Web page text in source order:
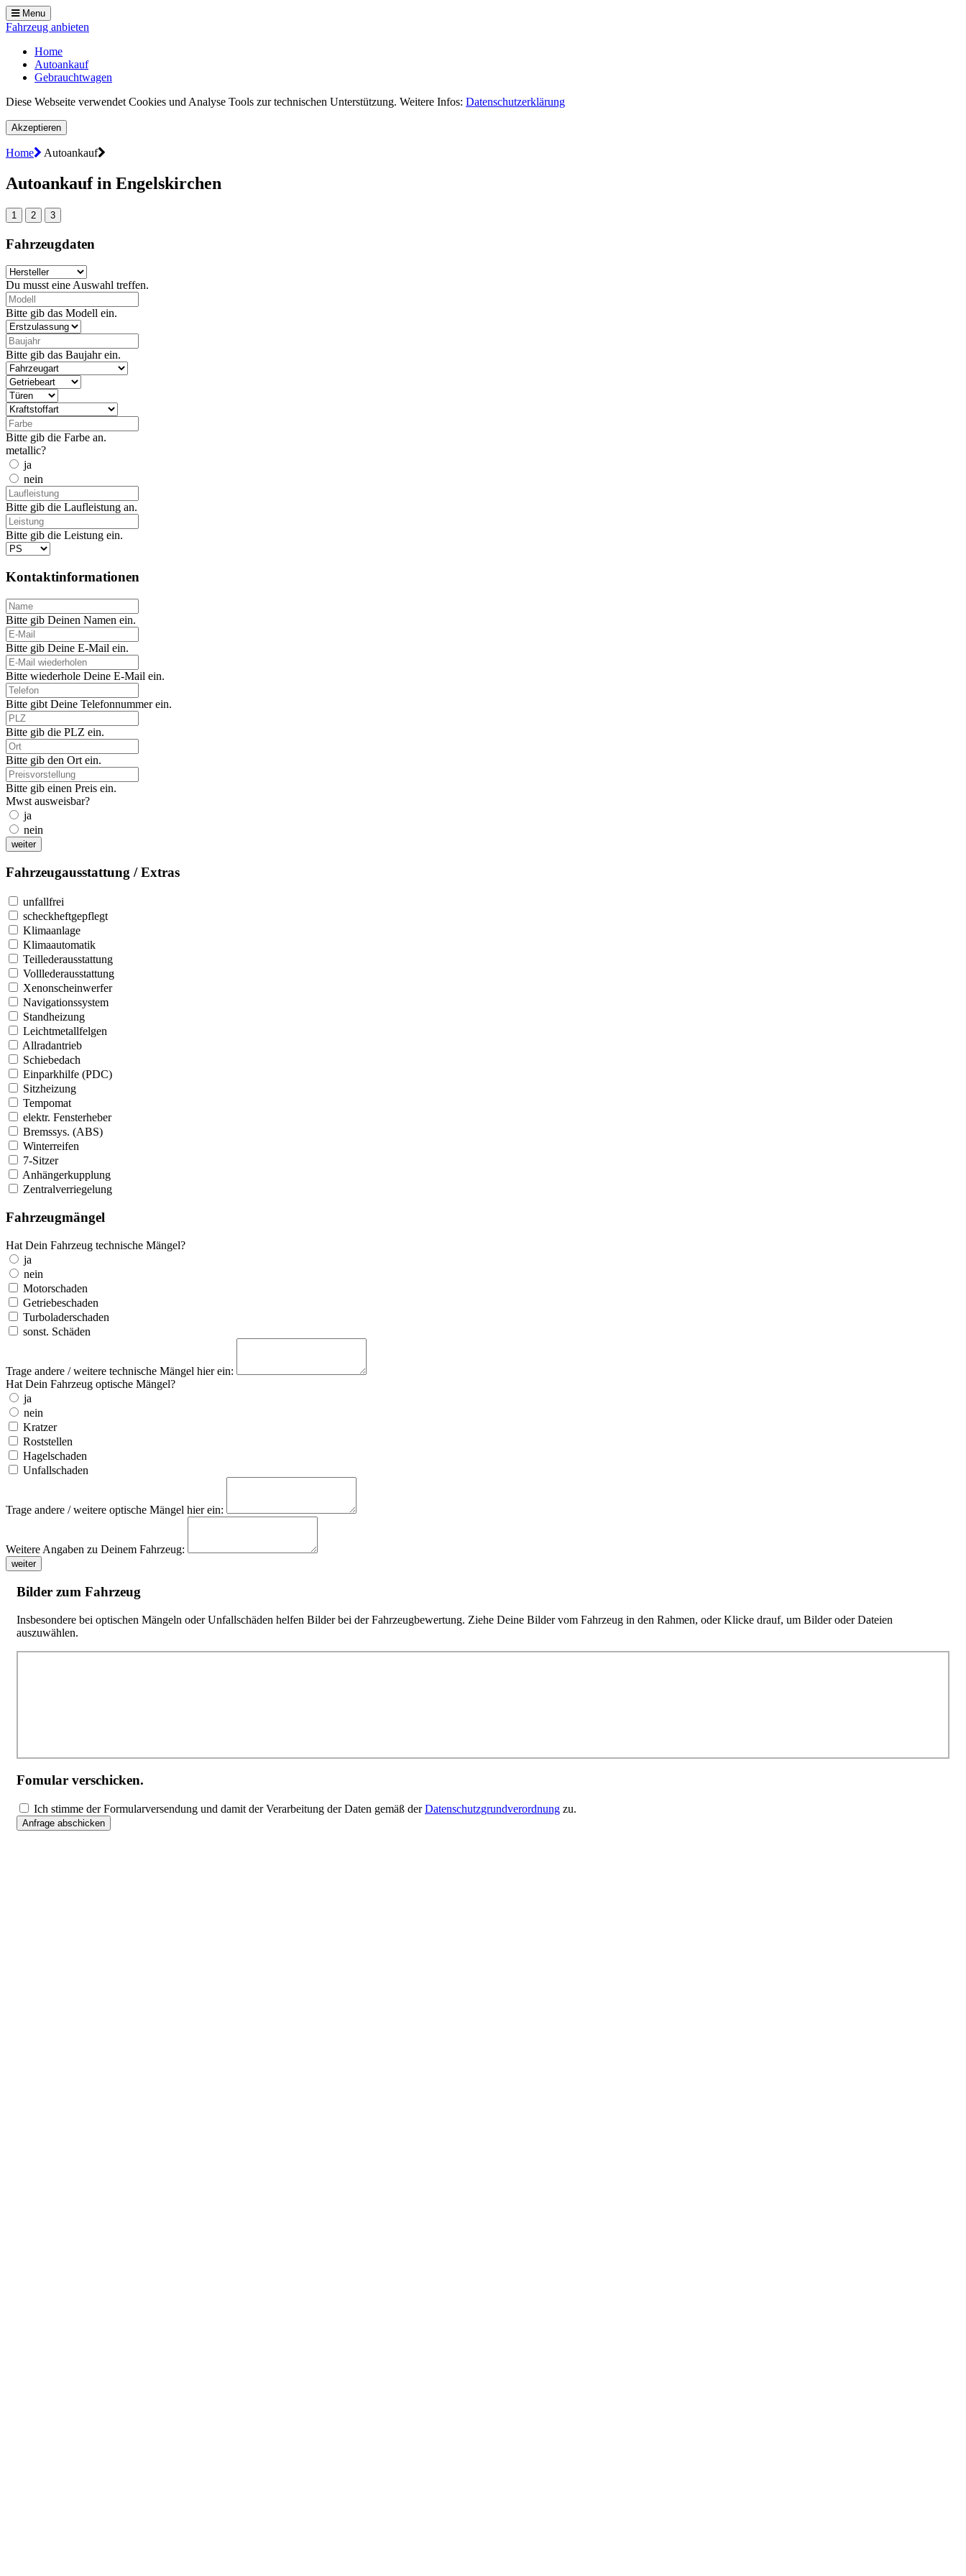
Menu
Fahrzeug anbieten
Home
Autoankauf
Gebrauchtwagen
Diese Webseite verwendet Cookies und Analyse Tools zur technischen Unterstützung. Weitere Infos: Datenschutzerklärung
Akzeptieren
Home Autoankauf
Autoankauf in Engelskirchen
1 2 3
Fahrzeugdaten
Du musst eine Auswahl treffen.
Bitte gib das Modell ein.
Bitte gib das Baujahr ein.
Bitte gib die Farbe an.
metallic?
ja
nein
Bitte gib die Laufleistung an.
Bitte gib die Leistung ein.
Kontaktinformationen
Bitte gib Deinen Namen ein.
Bitte gib Deine E-Mail ein.
Bitte wiederhole Deine E-Mail ein.
Bitte gibt Deine Telefonnummer ein.
Bitte gib die PLZ ein.
Bitte gib den Ort ein.
Bitte gib einen Preis ein.
Mwst ausweisbar?
ja
nein
weiter
Fahrzeugausstattung / Extras
unfallfrei
scheckheftgepflegt
Klimaanlage
Klimaautomatik
Teillederausstattung
Volllederausstattung
Xenonscheinwerfer
Navigationssystem
Standheizung
Leichtmetallfelgen
Allradantrieb
Schiebedach
Einparkhilfe (PDC)
Sitzheizung
Tempomat
elektr. Fensterheber
Bremssys. (ABS)
Winterreifen
7-Sitzer
Anhängerkupplung
Zentralverriegelung
Fahrzeugmängel
Hat Dein Fahrzeug technische Mängel?
ja
nein
Motorschaden
Getriebeschaden
Turboladerschaden
sonst. Schäden
Trage andere / weitere technische Mängel hier ein:
Hat Dein Fahrzeug optische Mängel?
ja
nein
Kratzer
Roststellen
Hagelschaden
Unfallschaden
Trage andere / weitere optische Mängel hier ein:
Weitere Angaben zu Deinem Fahrzeug:
weiter
Bilder zum Fahrzeug
Insbesondere bei optischen Mängeln oder Unfallschäden helfen Bilder bei der Fahrzeugbewertung. Ziehe Deine Bilder vom Fahrzeug in den Rahmen, oder Klicke drauf, um Bilder oder Dateien
auszuwählen.
Fomular verschicken.
Ich stimme der Formularversendung und damit der Verarbeitung der Daten gemäß derDatenschutzgrundverordnung zu.
Anfrage abschicken